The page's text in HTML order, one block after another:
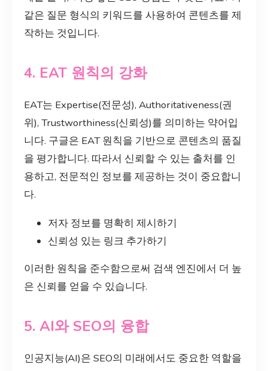
같은 질문 형식의 키워드를 사용하여 콘텐츠를 제
작하는 것입니다.
4. EAT 원칙의 강화
EAT는 Expertise(전문성), Authoritativeness(권
위), Trustworthiness(신뢰성)를 의미하는 약어입
니다. 구글은 EAT 원칙을 기반으로 콘텐츠의 품질
을 평가합니다. 따라서 신뢰할 수 있는 출처를 인
용하고, 전문적인 정보를 제공하는 것이 중요합니
다.
저자 정보를 명확히 제시하기
신뢰성 있는 링크 추가하기
이러한 원칙을 준수함으로써 검색 엔진에서 더 높
은 신뢰를 얻을 수 있습니다.
5. AI와 SEO의 융합
인공지능(AI)은 SEO의 미래에서도 중요한 역할을